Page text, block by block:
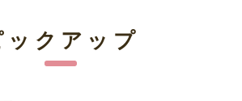
ックアップ